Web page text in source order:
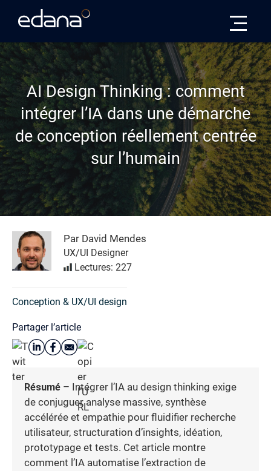
AI Design Thinking : comment
intégrer l’IA dans une démarche
de conception réellement centrée
sur l’humain
Par David Mendes
UX/UI Designer
Lectures: 227
Conception & UX/UI design
Partager l’article
Résumé – Intégrer l’IA au design thinking exige
de conjuguer analyse massive, synthèse
accélérée et empathie pour fluidifier recherche
utilisateur, structuration d’insights, idéation,
prototypage et tests. Cet article montre
comment l’IA automatise l’extraction de